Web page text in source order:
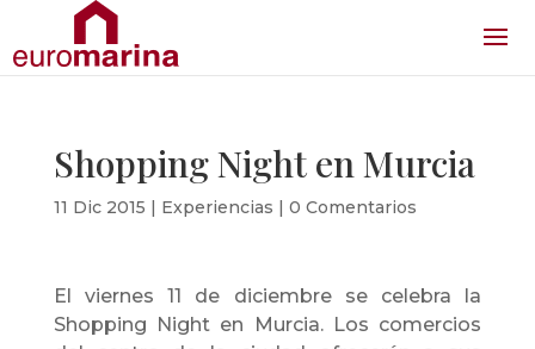
Shopping Night en Murcia
11 Dic 2015 | Experiencias | 0 Comentarios
El viernes 11 de diciembre se celebra la
Shopping Night en Murcia. Los comercios